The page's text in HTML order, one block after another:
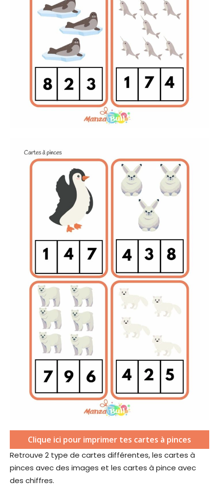
Clique ici pour imprimer tes cartes à pinces
Retrouve 2 type de cartes différentes, les cartes à
pinces avec des images et les cartes à pince avec
des chiffres.